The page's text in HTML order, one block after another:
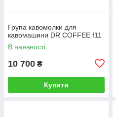
Група кавомолки для
кавомашини DR COFFEE f11
В наявності
10 700 ₴
Купити